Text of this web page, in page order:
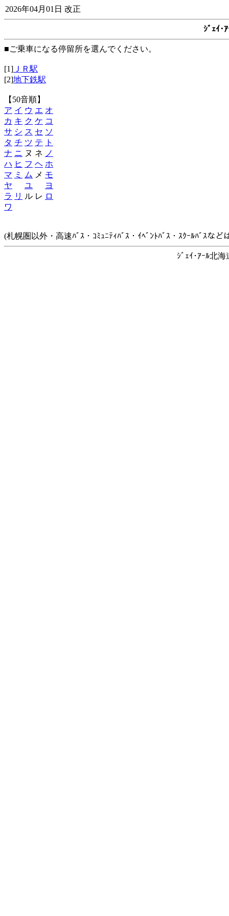
2026年04月01日 改正
ｼﾞｪｲ･
■ご乗車になる停留所を選んでください。
[1] ＪＲ駅
[2]地下鉄駅
【50音順】
ア イ ウ エ オ
カ キ ク ケ コ
サ シ ス セ ソ
タ チ ツ テ
ト
ナ ニ ヌ ネ ノ
ハ ヒ フ ヘ ホ
マ ミ ム メ モ
ヤ
ユ
ヨ
ラ リ ル レ ロ
ワ
(札幌圏以外・高速ﾊﾞｽ・ｺﾐｭﾆﾃｨﾊﾞｽ・ｲﾍﾞﾝﾄﾊﾞｽ・ｽｸｰﾙﾊﾞｽな
ｼﾞｪｲ･ｱｰﾙ北